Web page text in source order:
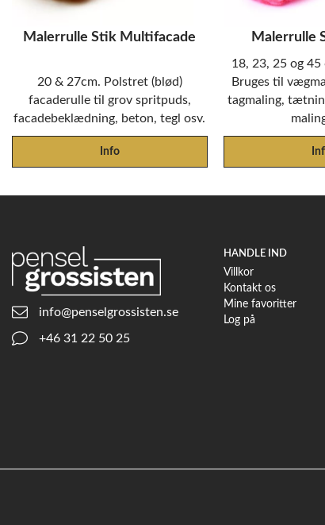
Malerrulle Stik Multifacade
20 & 27cm. Polstret (blød)
facaderulle til grov spritpuds,
facadebeklædning, beton, tegl osv.
Info
Malerrulle
18, 23, 25 og
Bruges til
tagmaling,
info@penselgrossisten.se
+46 31 22 50 25
HANDLE IND
Villkor
Kontakt os
Mine favoritter
Log på